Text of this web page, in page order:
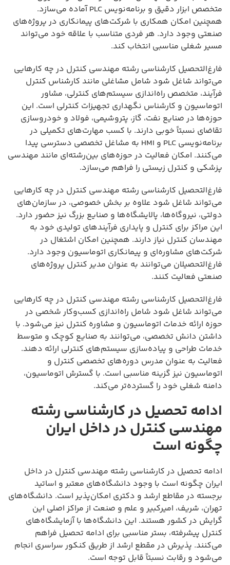
متخصص ابزار دقیق و برنامه‌نویس PLC آماده می‌سازد.
همچنین امکان همکاری با شرکت‌های پیمانکاری در پروژه‌های
صنعتی وجود دارد. هر فردی متناسب با علاقه خود می‌تواند
مسیر شغلی مناسبی انتخاب کند.
فارغ‌التحصیل کارشناسی رشته مهندسی کنترل در چه کارهایی
می‌تواند شاغل شود شامل مشاغلی مانند کارشناس کنترل
فرآیند، متخصص راه‌اندازی سیستم‌های کنترلی، مشاور
اتوماسیون و کارشناس نگهداری تجهیزات کنترلی است. این
حوزه‌ها در صنایع نفت، گاز، پتروشیمی، فولاد و خودروسازی
تقاضای نسبتاً خوبی دارند. با کسب مهارت‌های تکمیلی در
برنامه‌نویسی PLC و HMI به مشاغل تخصصی دسترسی پیدا
می‌کنند. امکان فعالیت در حوزه‌های بین‌رشته‌ای مانند مهندسی
پزشکی و کنترل زیستی را فراهم می‌سازد.
فارغ‌التحصیل کارشناسی رشته مهندسی کنترل در چه کارهایی
می‌تواند شاغل شود علاوه بر بخش خصوصی، در سازمان‌های
دولتی، نیروگاه‌ها، پالایشگاه‌ها و صنایع بزرگ نیز حضور دارد.
این مراکز برای کنترل و پایداری فرآیندهای تولیدی خود به
مهندسان کنترل نیاز دارند. همچنین امکان اشتغال در
شرکت‌های مشاوره‌ای و پیمانکاری اتوماسیون وجود دارد.
فارغ‌التحصیلان می‌توانند به عنوان مدیر کنترل پروژه‌های
صنعتی فعالیت کنند.
فارغ‌التحصیل کارشناسی رشته مهندسی کنترل در چه کارهایی
می‌تواند شاغل شود شامل راه‌اندازی کسب‌وکار شخصی در
حوزه ارائه خدمات اتوماسیون و مشاوره کنترل نیز می‌شود. با
داشتن دانش تخصصی، می‌توانند به صنایع کوچک و متوسط
خدمات طراحی و پیاده‌سازی سیستم‌های کنترلی ارائه دهند.
فعالیت به عنوان مدرس دوره‌های تخصصی کنترل و
اتوماسیون نیز گزینه مناسبی است. با گسترش اتوماسیون،
دامنه شغلی خود را گسترده‌تر می‌کند.
ادامه تحصیل در کارشناسی رشته
مهندسی کنترل در داخل ایران
چگونه است
ادامه تحصیل در کارشناسی رشته مهندسی کنترل در داخل
ایران چگونه است با وجود دانشگاه‌های معتبر و اساتید
برجسته در مقاطع ارشد و دکتری امکان‌پذیر است. دانشگاه‌های
تهران، شریف، امیرکبیر و علم و صنعت از مراکز اصلی این
گرایش در کشور هستند. این دانشگاه‌ها با آزمایشگاه‌های
کنترل پیشرفته، بستر مناسبی برای ادامه تحصیل فراهم
می‌کنند. پذیرش در مقطع ارشد از طریق کنکور سراسری انجام
می‌شود و رقابت نسبتاً قابل توجه است.